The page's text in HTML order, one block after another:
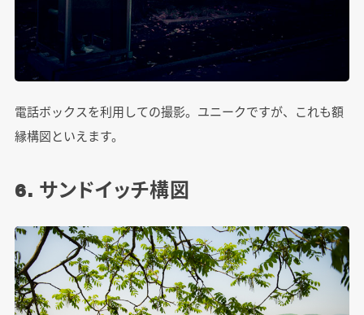
電話ボックスを利用しての撮影。ユニークですが、これも額
縁構図といえます。
6. サンドイッチ構図